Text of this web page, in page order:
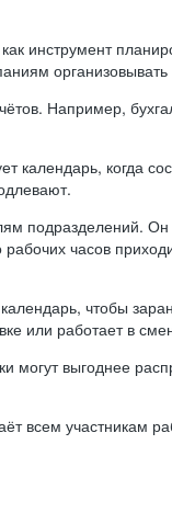
инструмент
Например,
календарь, когда
подразделений.
рабочих часов
чтобы
или работает в
могут выгоднее
всем участникам